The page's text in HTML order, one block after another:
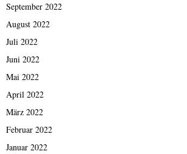
September 2022
August 2022
Juli 2022
Juni 2022
Mai 2022
April 2022
März 2022
Februar 2022
Januar 2022